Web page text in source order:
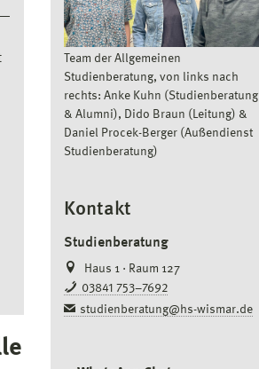
Team der Allgemeinen
Studienberatung, von links nach
rechts: Anke Kuhn (Studienberatung
& Alumni), Dido Braun (Leitung) &
Daniel Procek-Berger (Außendienst
Studienberatung)
Kontakt
Studienberatung
Haus 1 · Raum 127
03841 753–7692
studienberatung@hs-wismar.de